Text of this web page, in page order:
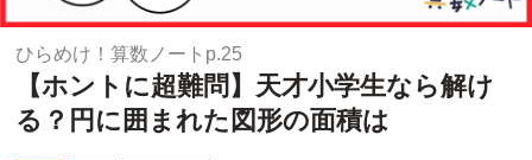
ひらめけ！算数ノートp.25
【ホントに超難問】天才小学生なら解け
る？円に囲まれた図形の面積は